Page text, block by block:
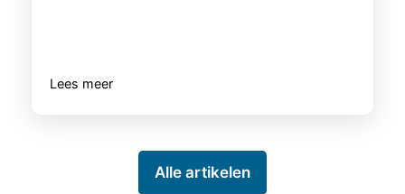
Lees meer
Alle artikelen